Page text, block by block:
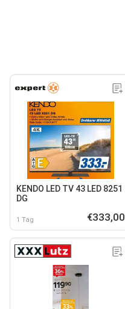
KENDO LED TV 43 LED 8251
DG
1 Tag €333,00